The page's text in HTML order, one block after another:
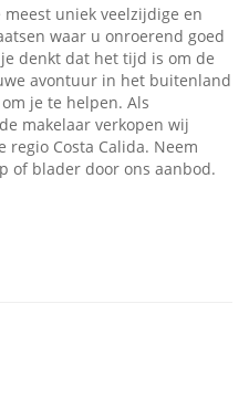
meest uniek veelzijdige en
waar u onroerend goed
denkt dat het tijd is om de
avontuur in het buitenland
je te helpen. Als
makelaar verkopen wij
Costa Calida. Neem
of blader door ons aanbod.